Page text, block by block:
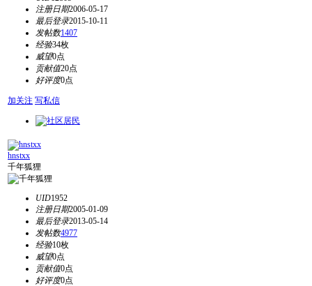
注册日期2006-05-17
最后登录2015-10-11
发帖数1407
经验34枚
威望0点
贡献值20点
好评度0点
加关注 写私信
hnstxx
千年狐狸
UID1952
注册日期2005-01-09
最后登录2013-05-14
发帖数4977
经验10枚
威望0点
贡献值0点
好评度0点